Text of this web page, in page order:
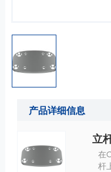
产品详细信息
立
在
杆